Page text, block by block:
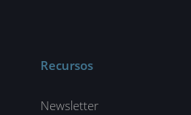
Recursos
Newsletter